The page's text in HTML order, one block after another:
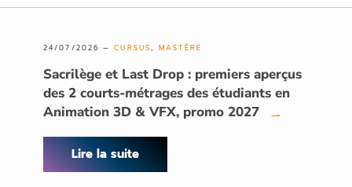
24/07/2026 —CURSUS,MASTÈRE
Sacrilège et Last Drop : premiers aperçus
des 2 courts-métrages des étudiants en
Animation 3D & VFX, promo 2027
→
Lire la suite